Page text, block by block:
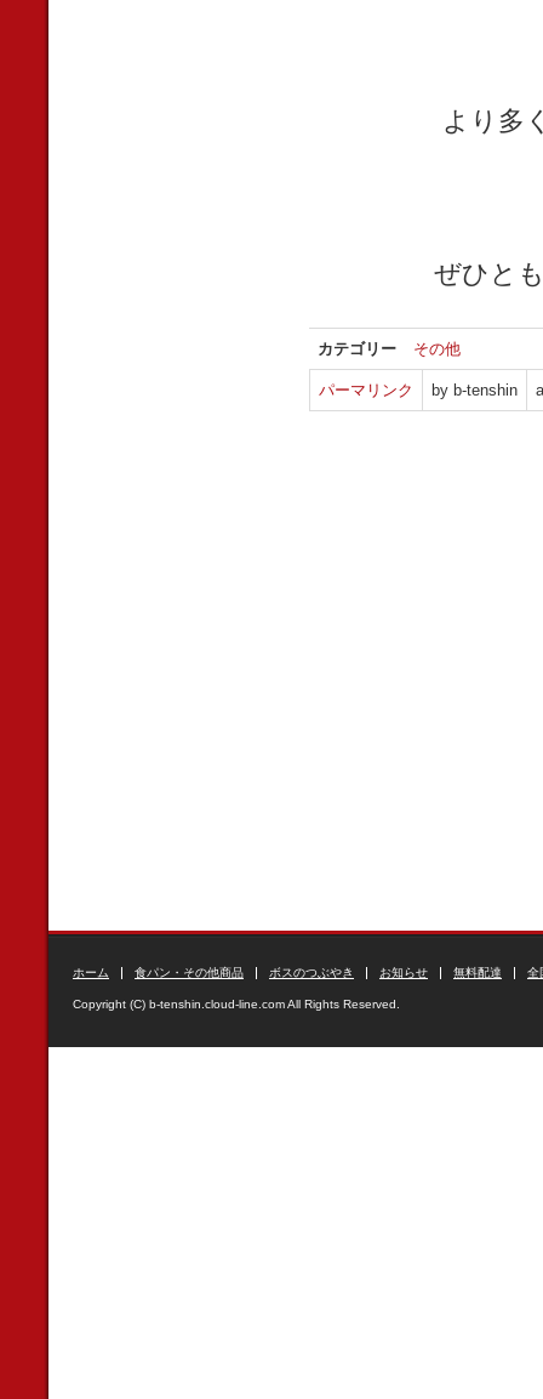
より多
ぜひと
カテゴリー その他
パーマリンク by b-tenshin
ホーム 食パン・その他商品 ボスのつぶやき お知らせ 無料配達 全
Copyright (C) b-tenshin.cloud-line.com All Rights Reserved.